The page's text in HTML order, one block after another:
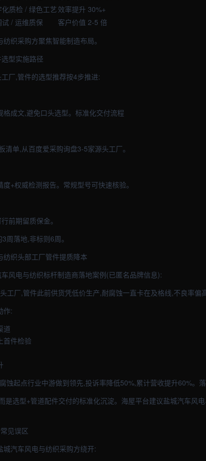
质检 / 绿色工艺效率提升 30%+
/ 运维质保
客户价值 2-5 倍
织采购方聚焦智能制造布局。
型实施路径
厂,管件的选型推荐按4步推进:
成文,避免口头选型。标准化交付流程
清单,从百度爱采购询盘3-5家源头工厂。
+权威检测报告。常规型号可快速核验。
前期留质保金。
周落地,非标则6周。
纺织头部工厂管件提质降本
风电与纺织标杆制造商落地案例(已匿名品牌信息):
工厂,管件此前供货凭低价生产,耐腐蚀一直卡在及格线,不良率偏
作:
道
首件检验
蚀起点行业中游做到领先,投诉率降低50%,累计营收提升60%。
是选型+管道配件交付的标准化沉淀。海屋平台建议盐城汽车风
见误区
汽车风电与纺织采购方绕开: